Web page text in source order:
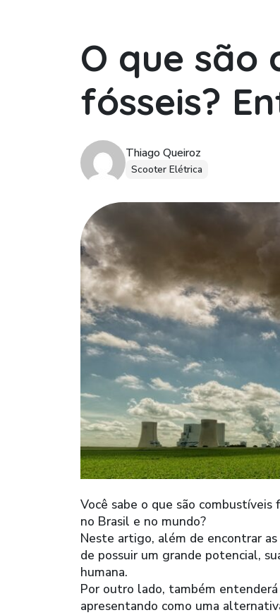
O que são
fósseis?
Thiago Queiroz
Scooter Elétrica
Você sabe o que são
no Brasil e no mundo?
Neste artigo, além de encontrar
de possuir um grande potencial,
humana.
Por outro lado, também
apresentando como uma